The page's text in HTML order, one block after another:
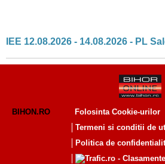
IEE 12.08.2026 - 14.08.2026 - PL
BIHON.RO
Folosinta Cookie-urilor
Termeni si conditii de
Politica de